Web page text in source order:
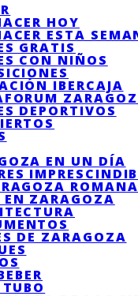
HOY
ESTA
GRATIS
CON NIÑOS
IBERCAJA
DEPORTIVOS
EN UN DÍA
ROMANA
EN ZARAGOZA
DE ZARAGOZA